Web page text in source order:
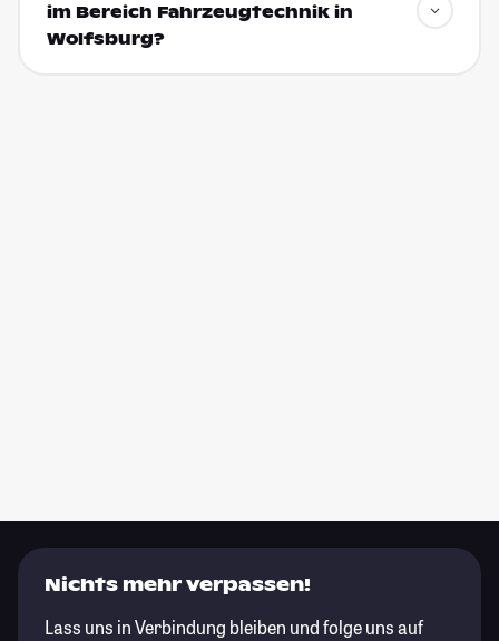
im Bereich Fahrzeugtechnik in
Wolfsburg?
Nichts mehr verpassen!
Lass uns in Verbindung bleiben und folge uns auf